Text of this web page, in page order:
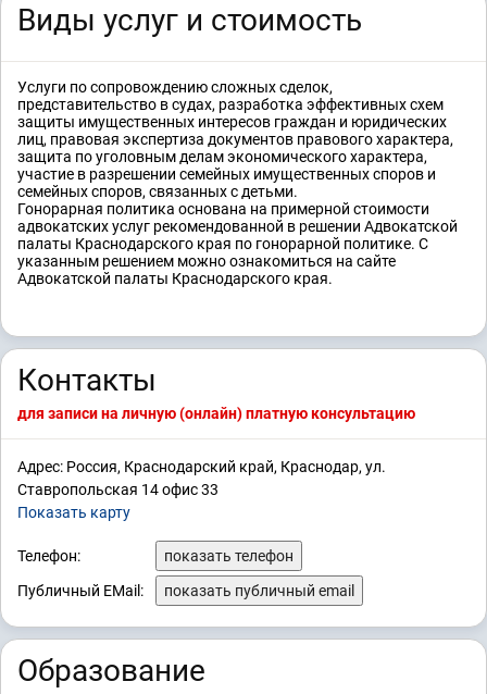
Виды услуг и стоимость
Услуги по сопровождению сложных сделок,
представительство в судах, разработка эффективных схем
защиты имущественных интересов граждан и юридических
лиц, правовая экспертиза документов правового характера,
защита по уголовным делам экономического характера,
участие в разрешении семейных имущественных споров и
семейных споров, связанных с детьми.
Гонорарная политика основана на примерной стоимости
адвокатских услуг рекомендованной в решении Адвокатской
палаты Краснодарского края по гонорарной политике. С
указанным решением можно ознакомиться на сайте
Адвокатской палаты Краснодарского края.
Контакты
для записи на личную (онлайн) платную консультацию
Адрес: Россия, Краснодарский край, Краснодар, ул.
Ставропольская 14 офис 33
Показать карту
Телефон:
показать телефон
Публичный EMail:
показать публичный email
Образование